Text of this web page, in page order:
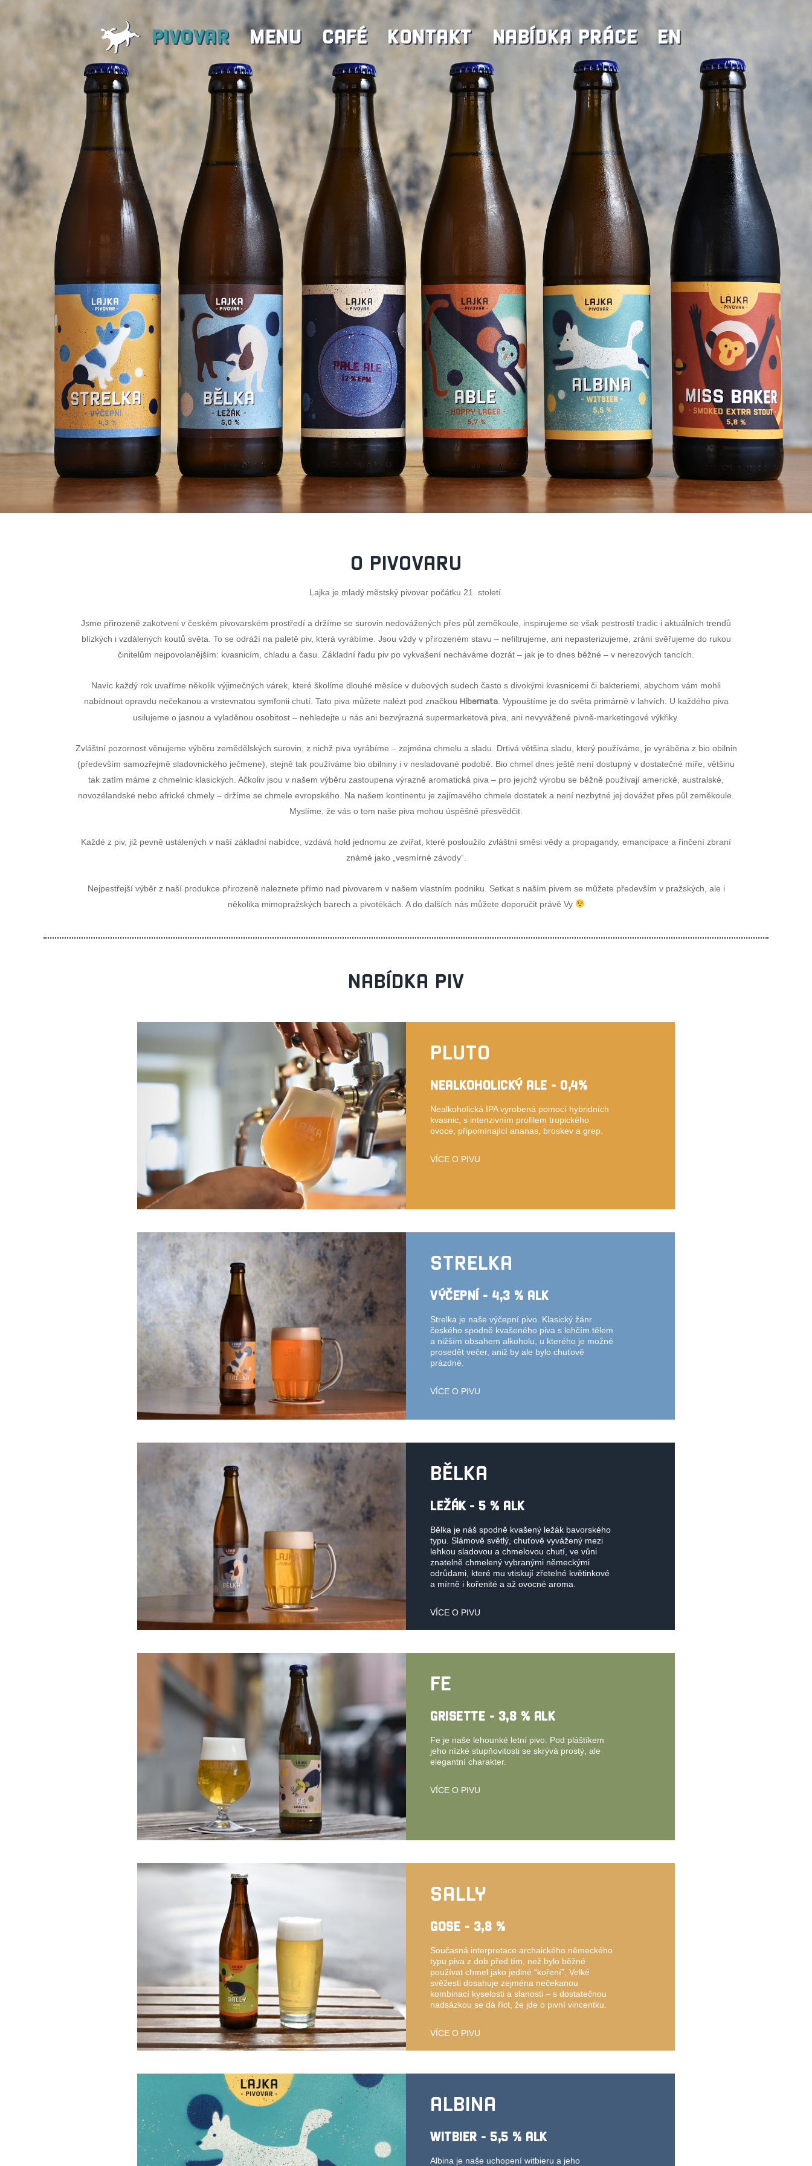
PIVOVAR MENU CAFÉ KONTAKT NABÍDKA PRÁCE EN
O PIVOVARU
Lajka je mladý městský pivovar počátku 21. století.
Jsme přirozeně zakotveni v českém pivovarském prostředí a držíme se surovin nedovážených přes půl zeměkoule, inspirujeme se však pestrostí tradic i aktuálních trendů
blízkých i vzdálených koutů světa. To se odráží na paletě piv, která vyrábíme. Jsou vždy v přirozeném stavu – nefiltrujeme, ani nepasterizujeme, zrání svěřujeme do rukou
činitelům nejpovolanějším: kvasnicím, chladu a času. Základní řadu piv po vykvašení necháváme dozrát – jak je to dnes běžné – v nerezových tancích.
Navíc každý rok uvaříme několik výjimečných várek, které školíme dlouhé měsíce v dubových sudech často s divokými kvasnicemi či bakteriemi, abychom vám mohli
nabídnout opravdu nečekanou a vrstevnatou symfonii chutí. Tato piva můžete nalézt pod značkou Hibernata. Vypouštíme je do světa primárně v lahvích. U každého piva
usilujeme o jasnou a vyladěnou osobitost – nehledejte u nás ani bezvýrazná supermarketová piva, ani nevyvážené pivně-marketingové výkřiky.
Zvláštní pozornost věnujeme výběru zemědělských surovin, z nichž piva vyrábíme – zejména chmelu a sladu. Drtivá většina sladu, který používáme, je vyráběna z bio obilnin
(především samozřejmě sladovnického ječmene), stejně tak používáme bio obilniny i v nesladované podobě. Bio chmel dnes ještě není dostupný v dostatečné míře, většinu
tak zatím máme z chmelnic klasických. Ačkoliv jsou v našem výběru zastoupena výrazně aromatická piva – pro jejichž výrobu se běžně používají americké, australské,
novozélandské nebo africké chmely – držíme se chmele evropského. Na našem kontinentu je zajímavého chmele dostatek a není nezbytné jej dovážet přes půl zeměkoule.
Myslíme, že vás o tom naše piva mohou úspěšně přesvědčit.
Každé z piv, již pevně ustálených v naší základní nabídce, vzdává hold jednomu ze zvířat, které posloužilo zvláštní směsi vědy a propagandy, emancipace a řinčení zbraní
známé jako „vesmírné závody“.
Nejpestřejší výběr z naší produkce přirozeně naleznete přímo nad pivovarem v našem vlastním podniku. Setkat s naším pivem se můžete především v pražských, ale i
několika mimopražských barech a pivotékách. A do dalších nás můžete doporučit právě Vy
NABÍDKA PIV
PLUTO
NEALKOHOLICKÝ ALE - 0,4%
Nealkoholická IPA vyrobená pomocí hybridních
kvasnic, s intenzivním profilem tropického
ovoce, připomínající ananas, broskev a grep.
VÍCE O PIVU
STRELKA
VÝČEPNÍ - 4,3 % ALK
Strelka je naše výčepní pivo. Klasický žánr
českého spodně kvašeného piva s lehčím tělem
a nižším obsahem alkoholu, u kterého je možné
prosedět večer, aniž by ale bylo chuťově
prázdné.
VÍCE O PIVU
BĚLKA
LEŽÁK - 5 % ALK
Bělka je náš spodně kvašený ležák bavorského
typu. Slámově světlý, chuťově vyvážený mezi
lehkou sladovou a chmelovou chutí, ve vůni
znatelně chmelený vybranými německými
odrůdami, které mu vtiskují zřetelné květinkové
a mírně i kořenité a až ovocné aroma.
VÍCE O PIVU
FE
GRISETTE - 3,8 % ALK
Fe je naše lehounké letní pivo. Pod pláštíkem
jeho nízké stupňovitosti se skrývá prostý, ale
elegantní charakter.
VÍCE O PIVU
SALLY
GOSE - 3,8 %
Současná interpretace archaického německého
typu piva z dob před tím, než bylo běžné
používat chmel jako jediné “koření”. Velké
svěžesti dosahuje zejména nečekanou
kombinací kyselosti a slanosti – s dostatečnou
nadsázkou se dá říct, že jde o pivní vincentku.
VÍCE O PIVU
ALBINA
WITBIER - 5,5 % ALK
Albina je naše uchopení witbieru a jeho